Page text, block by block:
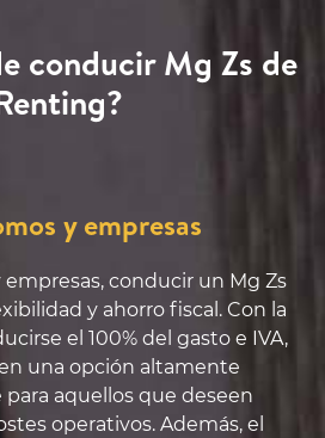
conducir Mg Zs de
y empresas
conducir un Mg Zs
y ahorro fiscal. Con la
el 100% del gasto e IVA,
una opción altamente
aquellos que deseen
operativos. Además, el